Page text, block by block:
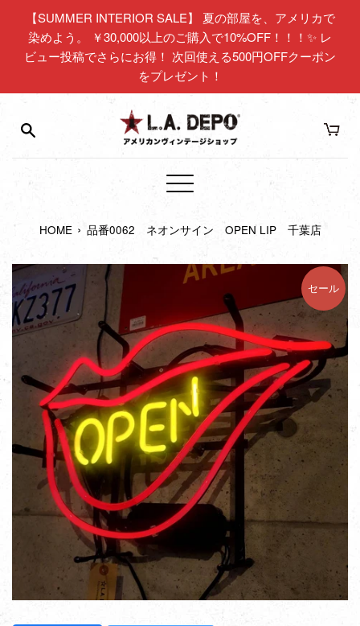
【SUMMER INTERIOR SALE】 夏の部屋を、アメリカで
染めよう。 ￥30,000以上のご購入で10%OFF！！！✨ レ
ビュー投稿でさらにお得！ 次回使える500円OFFクーポン
をプレゼント！
メ
ュ
HOME › 品番0062 ネオンサイン OPEN LIP 千葉店
セール